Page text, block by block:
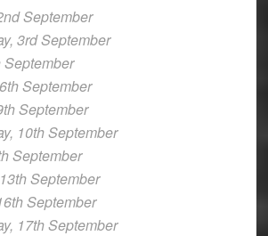
September
3rd September
September
September
September
10th September
September
September
September
17th September